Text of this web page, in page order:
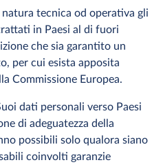
tecnica od operativa gli
in Paesi al di fuori
che sia garantito un
per cui esista apposita
Commissione Europea.
dati personali verso Paesi
di adeguatezza della
possibili solo qualora siano
coinvolti garanzie